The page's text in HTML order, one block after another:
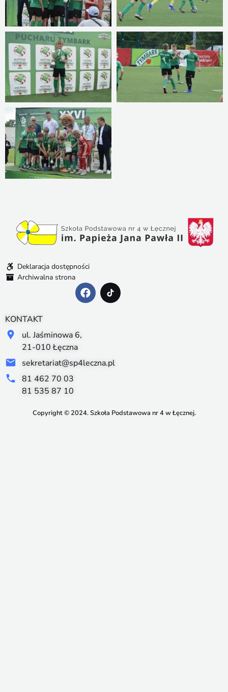
Deklaracja dostępności
Archiwalna strona
KONTAKT
ul. Jaśminowa 6,
21-010 Łęczna
sekretariat@sp4leczna.pl
81 462 70 03
81 535 87 10
Copyright © 2024. Szkoła Podstawowa nr 4 w Łęcznej.